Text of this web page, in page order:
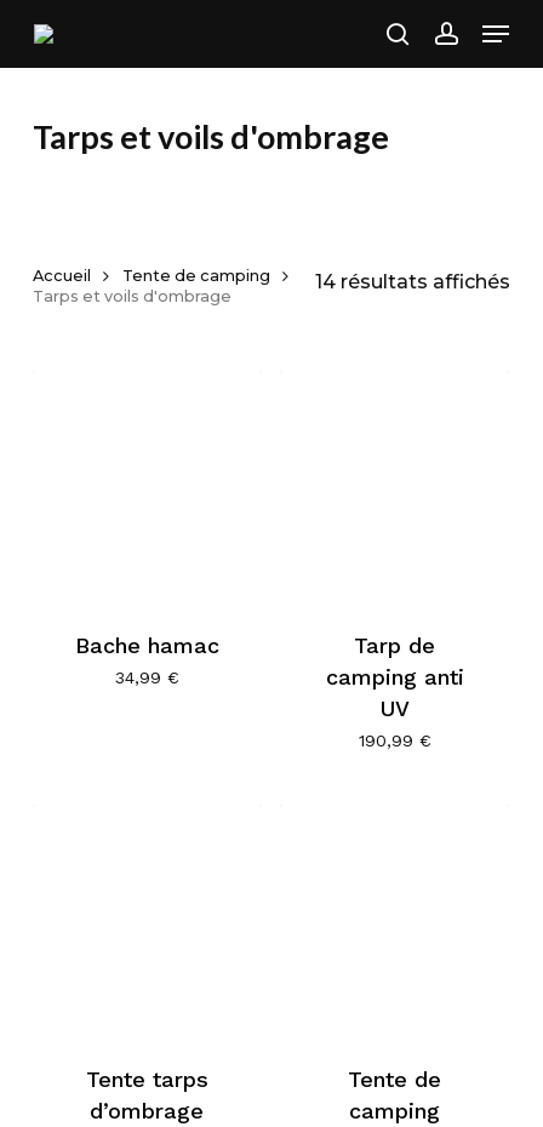
main
search
Tarps et voils d'ombrage
14 résultats affichés
Accueil
Tente de camping
Tarps et voils d'ombrage
Bache hamac
34,99 €
Tarp de
camping anti
UV
190,99 €
Tente tarps
d’ombrage
Tente de
camping